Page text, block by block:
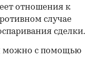
отношения к
случае
сделки.
можно с помощью